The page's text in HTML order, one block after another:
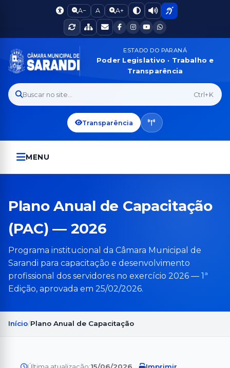
A− A A+
ESTADO DO PARANÁ
Poder Legislativo · Trabalho e
Transparência
Buscar no site... Ctrl+K
Transparência
MENU
Plano Anual de Capacitação
(PAC) — 2026
Programa institucional da Câmara Municipal de
Sarandi para capacitação e desenvolvimento
profissional dos servidores no exercício 2026 — 1ª
Edição, aprovada em 25/02/2026.
Início Plano Anual de Capacitação
Última atualização:15/06/2026 ·